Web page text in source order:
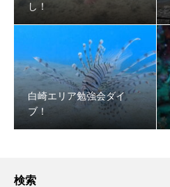
し！
白崎エリア勉強会ダイ
ブ！
検索